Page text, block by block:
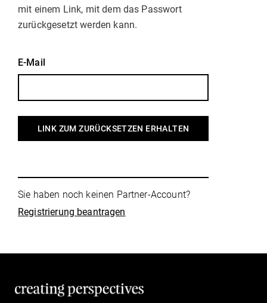
mit einem Link, mit dem das Passwort
zurückgesetzt werden kann.
E-Mail
LINK ZUM ZURÜCKSETZEN ERHALTEN
Sie haben noch keinen Partner-Account?
Registrierung beantragen